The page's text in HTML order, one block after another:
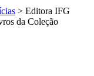
> Editora IFG
da Coleção